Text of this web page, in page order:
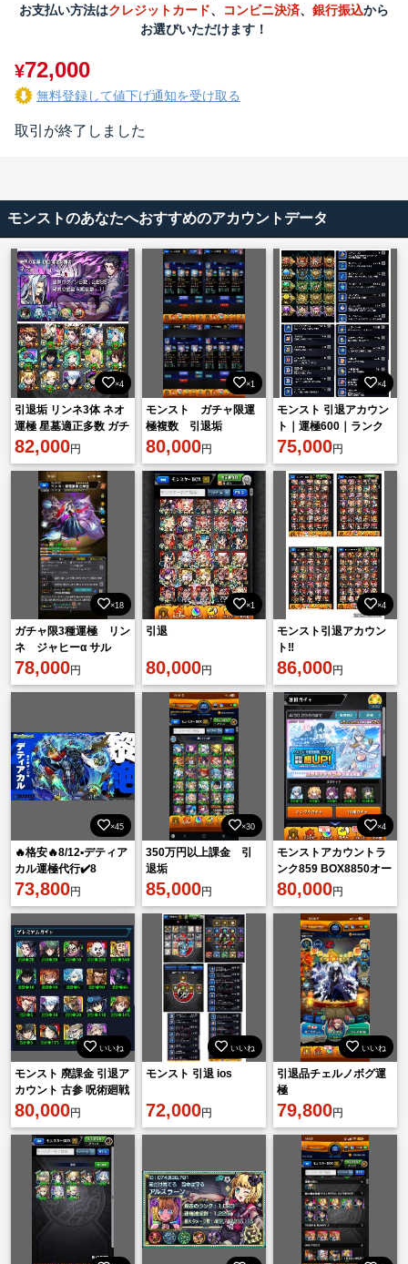
お支払い方法はクレジットカード、 コンビニ決済、 銀行振込から
お選びいただけます！
¥72,000
無料登録して値下げ通知を受け取る
取引が終了しました
モンストのあなたへおすすめのアカウントデータ
×4
引退垢 リンネ3体 ネオ
運極 星墓適正多数 ガチ
ャ限運極4体
82,000円
×1
モンスト ガチャ限運
極複数 引退垢
80,000円
×4
モンスト 引退アカウン
ト｜運極600｜ランク
550↑｜ガチャ限805↑｜
限定236↑｜ガチャ限運
極
75,000円
×18
ガチャ限3種運極 リン
ネ ジャヒーα サル
ワ テンリン運極アイ
テム大量
78,000円
×1
引退
80,000円
×4
モンスト引退アカウン
ト‼️
86,000円
×45
🔥格安🔥8/12▪️デティア
カル運極代行✔️8
枠/4000円〜
73,800円
×30
350万円以上課金 引
退垢
85,000円
×4
モンストアカウントラ
ンク859 BOX8850オー
ブ1200
80,000円
いいね
モンスト 廃課金 引退ア
カウント 古参 呪術廻戦
コンプ
80,000円
いいね
モンスト 引退 ios
72,000円
いいね
引退品チェルノボグ運
極
79,800円